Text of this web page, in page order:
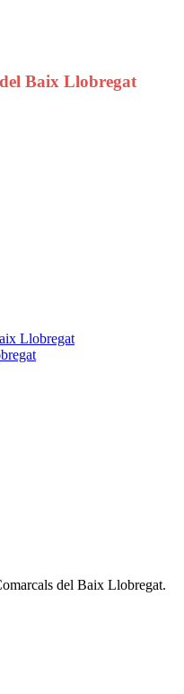
Baix Llobregat
Llobregat
del Baix Llobregat.